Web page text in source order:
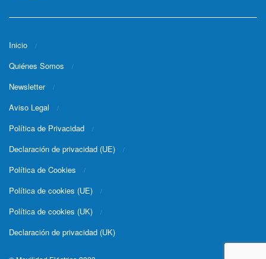
Inicio
Quiénes Somos
Newsletter
Aviso Legal
Política de Privacidad
Declaración de privacidad (UE)
Política de Cookies
Política de cookies (UE)
Política de cookies (UK)
Declaración de privacidad (UK)